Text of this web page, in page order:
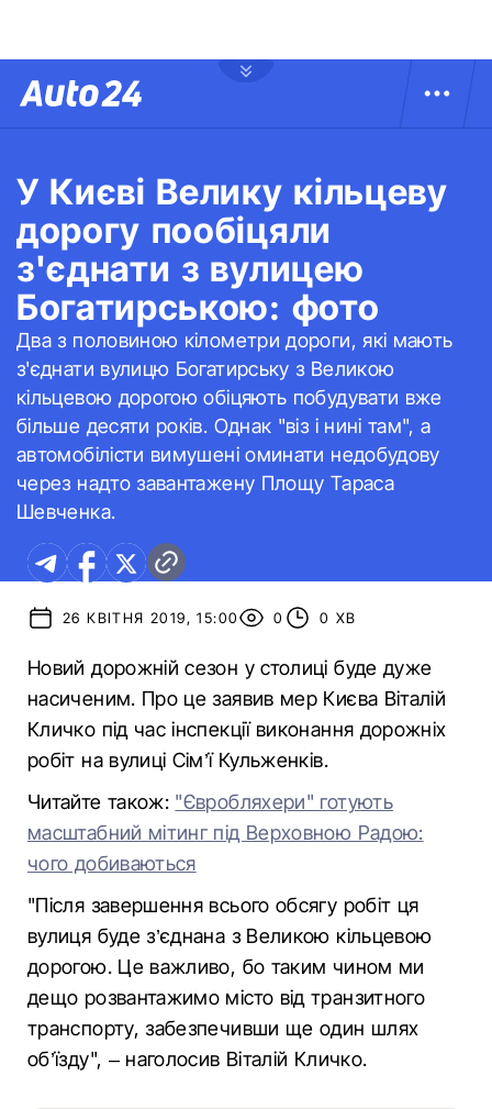
У Києві Велику кільцеву
дорогу пообіцяли
з'єднати з вулицею
Богатирською: фото
Два з половиною кілометри дороги, які мають
з'єднати вулицю Богатирську з Великою
кільцевою дорогою обіцяють побудувати вже
більше десяти років. Однак "віз і нині там", а
автомобілісти вимушені оминати недобудову
через надто завантажену Площу Тараса
Шевченка.
26 КВІТНЯ 2019, 15:00 0 0 ХВ
Новий дорожній сезон у столиці буде дуже
насиченим. Про це заявив мер Києва Віталій
Кличко під час інспекції виконання дорожніх
робіт на вулиці Сім’ї Кульженків.
Читайте також: "Євробляхери" готують
масштабний мітинг під Верховною Радою:
чого добиваються
"Після завершення всього обсягу робіт ця
вулиця буде з’єднана з Великою кільцевою
дорогою. Це важливо, бо таким чином ми
дещо розвантажимо місто від транзитного
транспорту, забезпечивши ще один шлях
об’їзду", – наголосив Віталій Кличко.